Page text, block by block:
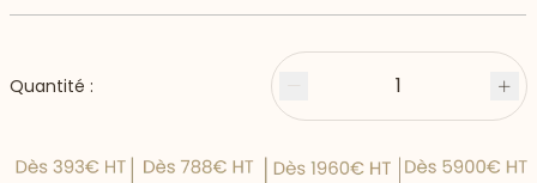
Quantité : Moins 1